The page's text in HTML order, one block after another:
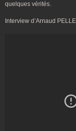
quelques vérités.
Interview d’Arnaud